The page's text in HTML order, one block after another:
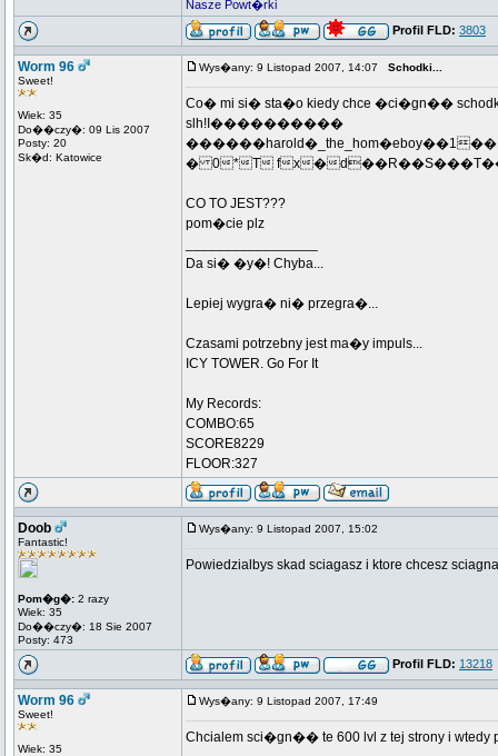
Nasze Powt�rki
Profil FLD: 3803
Worm 96
Sweet!
Wiek: 35
Do��czy�: 09 Lis 2007
Posty: 20
Sk�d: Katowice
Wys�any: 9 Listopad 2007, 14:07 Schodki...
Co� mi si� sta�o kiedy chce �ci�gn�� schodki
slh!I����������
� 0*T fx�
CO TO JEST???
pom�cie plz
Da si� �y�! Chyba...
Lepiej wygra� ni� przegra�...
Czasami potrzebny jest ma�y impuls...
ICY TOWER. Go For It
My Records:
COMBO:65
SCORE8229
FLOOR:327
Doob
Fantastic!
Pom�g�: 2 razy
Wiek: 35
Do��czy�: 18 Sie 2007
Posty: 473
Wys�any: 9 Listopad 2007, 15:02
Powiedzialbys skad sciagasz i ktore chcesz
Profil FLD: 13218
Worm 96
Sweet!
Wiek: 35
Wys�any: 9 Listopad 2007, 17:49
Chcialem sci�gn�� te 600 lvl z tej strony i wtedy